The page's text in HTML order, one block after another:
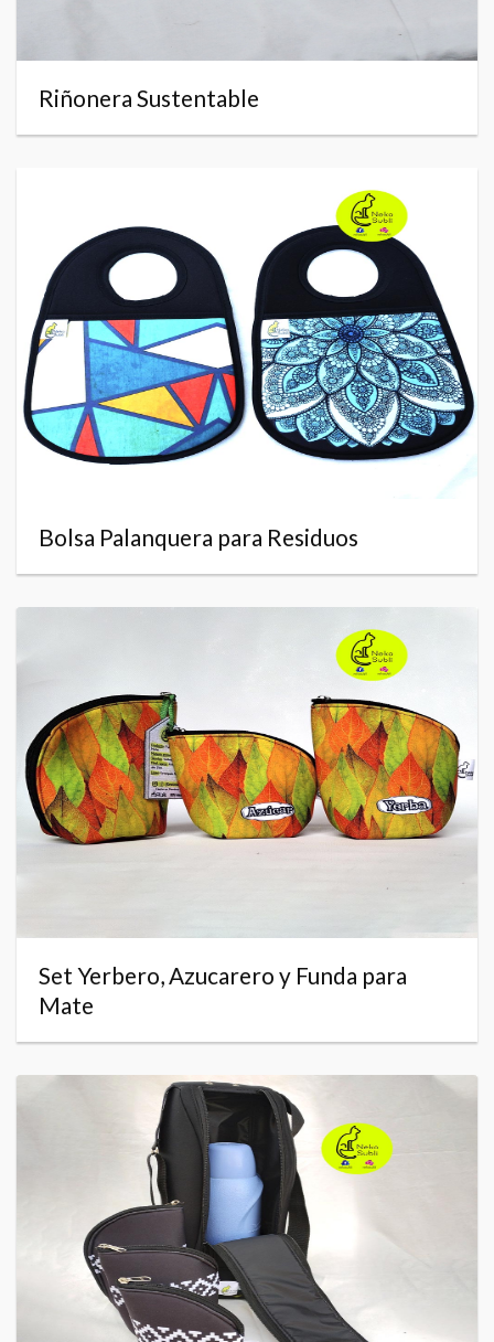
Riñonera Sustentable
Bolsa Palanquera para Residuos
Set Yerbero, Azucarero y Funda para
Mate